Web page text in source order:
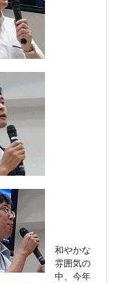
和やかな
雰囲気の
中、今年